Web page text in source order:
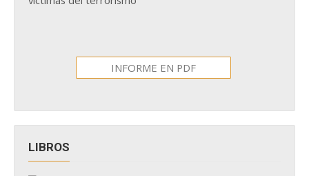
INFORME EN PDF
LIBROS